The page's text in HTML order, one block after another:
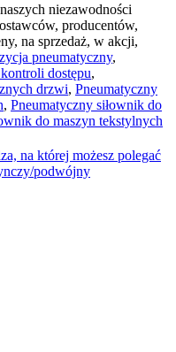
niezawodności
producentów,
na sprzedaż, w akcji,
pneumatyczny,
dostępu,
drzwi, Pneumatyczny
, Pneumatyczny siłownik do
do maszyn tekstylnych
na której możesz polegać
podwójny